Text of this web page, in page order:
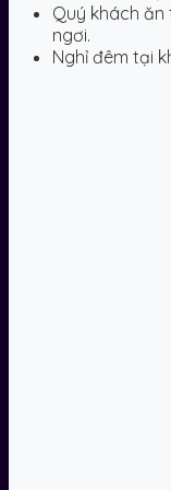
Quý khách ăn
ngơi.
Nghỉ đêm tại